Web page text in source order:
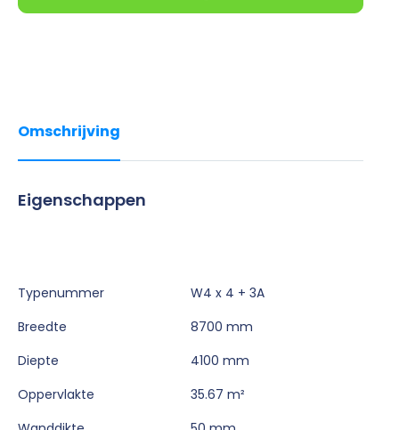
Omschrijving
Eigenschappen
Typenummer
W4 x 4 + 3A
Breedte
8700 mm
Diepte
4100 mm
Oppervlakte
35.67 m²